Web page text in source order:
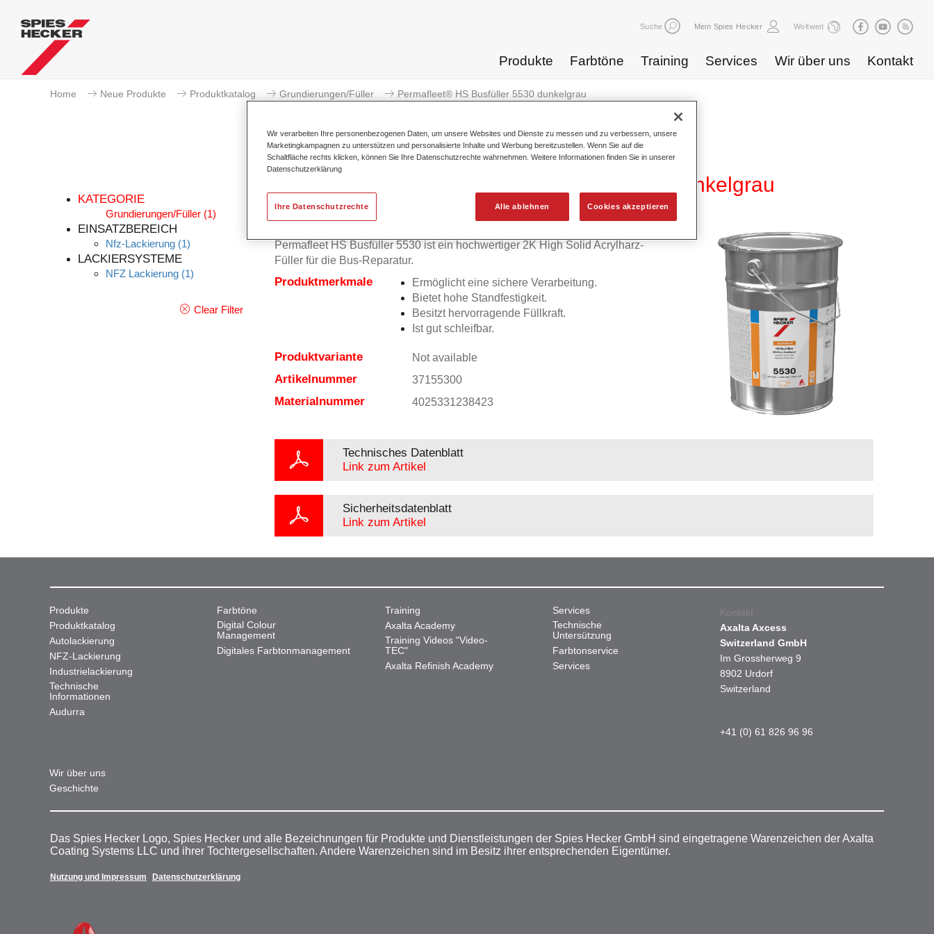
Suche Mein Spies Hecker Weltweit
Produkte Farbtöne Training Services Wir über uns Kontakt
Home Neue Produkte Produktkatalog Grundierungen/Füller Permafleet® HS Busfüller 5530 dunkelgrau
KATEGORIE
Grundierungen/Füller (1)
EINSATZBEREICH
Nfz-Lackierung (1)
LACKIERSYSTEME
NFZ Lackierung (1)
Clear Filter
Permafleet® HS Busfüller 5530 dunkelgrau
Permafleet HS Busfüller 5530 ist ein hochwertiger 2K High Solid Acrylharz-
Füller für die Bus-Reparatur.
Produktmerkmale
Ermöglicht eine sichere Verarbeitung.
Bietet hohe Standfestigkeit.
Besitzt hervorragende Füllkraft.
Ist gut schleifbar.
Produktvariante Not available
Artikelnummer 37155300
Materialnummer 4025331238423
Technisches Datenblatt
Link zum Artikel
Sicherheitsdatenblatt
Link zum Artikel
Produkte
Produktkatalog
Autolackierung
NFZ-Lackierung
Industrielackierung
Technische
Informationen
Audurra
Farbtöne
Digital Colour
Management
Digitales Farbtonmanagement
Training
Axalta Academy
Training Videos "Video-
TEC"
Axalta Refinish Academy
Services
Technische
Untersützung
Farbtonservice
Services
Wir über uns
Geschichte
Kontakt
Axalta Axcess
Switzerland GmbH
Im Grossherweg 9
8902 Urdorf
Switzerland
+41 (0) 61 826 96 96
Das Spies Hecker Logo, Spies Hecker und alle Bezeichnungen für Produkte und Dienstleistungen der Spies Hecker GmbH sind eingetragene Warenzeichen der Axalta
Coating Systems LLC und ihrer Tochtergesellschaften. Andere Warenzeichen sind im Besitz ihrer entsprechenden Eigentümer.
Nutzung und Impressum Datenschutzerklärung
Wir verarbeiten Ihre personenbezogenen Daten, um unsere Websites und Dienste zu messen und zu verbessern, unsere
Marketingkampagnen zu unterstützen und personalisierte Inhalte und Werbung bereitzustellen. Wenn Sie auf die
Schaltfläche rechts klicken, können Sie Ihre Datenschutzrechte wahrnehmen. Weitere Informationen finden Sie in unserer
Datenschutzerklärung
Alle ablehnen Cookies akzeptieren
Ihre Datenschutzrechte